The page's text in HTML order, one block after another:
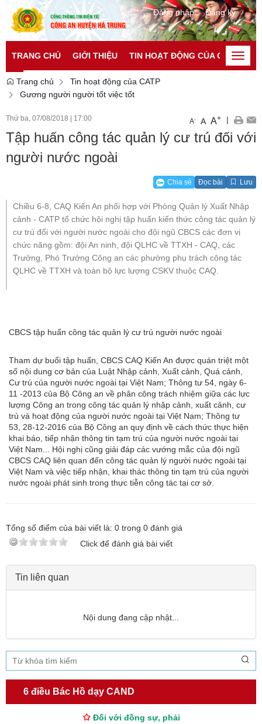
Đăng nhập Đăng ký
TRANG CHỦ GIỚI THIỆU TIN HOẠT ĐỘNG CỦA CATPToggle
Trang chủ
Tin hoạt động của CATP
Gương người người tốt việc tốt
Thứ ba, 07/08/2018 17:00 A- A A+ |
Tập huấn công tác quản lý cư trú đối với
người nước ngoài
Chia sẻ Đọc bài Lưu
Chiều 6-8, CAQ Kiến An phối hợp với Phòng Quản lý Xuất Nhập
cảnh - CATP tổ chức hội nghị tập huấn kiến thức công tác quản lý
cư trú đối với người nước ngoài cho đội ngũ CBCS các đơn vị
chức năng gồm: đội An ninh, đội QLHC về TTXH - CAQ, các
Trưởng, Phó Trưởng Công an các phường phụ trách công tác
QLHC về TTXH và toàn bộ lực lượng CSKV thuộc CAQ.
CBCS tập huấn công tác quản lý cư trú người nước ngoài
Tham dự buổi tập huấn, CBCS CAQ Kiến An được quán triệt một
số nội dung cơ bản của Luật Nhập cảnh, Xuất cảnh, Quá cảnh,
Cư trú của người nước ngoài tại Việt Nam; Thông tư 54, ngày 6-
11 -2013 của Bộ Công an về phân công trách nhiệm giữa các lực
lượng Công an trong công tác quản lý nhập cảnh, xuất cảnh, cư
trú và hoạt động của người nước ngoài tại Việt Nam; Thông tư
53, 28-12-2016 của Bộ Công an quy định về cách thức thực hiện
khai báo, tiếp nhận thông tin tạm trú của người nước ngoài tại
Việt Nam... Hội nghị cũng giải đáp các vướng mắc của đội ngũ
CBCS CAQ liên quan đến công tác quản lý người nước ngoài tại
Việt Nam và việc tiếp nhận, khai thác thông tin tạm trú của người
nước ngoài phát sinh trong thực tiễn công tác tại cơ sở.
Tổng số điểm của bài viết là: 0 trong 0 đánh giá
Click để đánh giá bài viết
Tin liên quan
Nội dung đang cập nhật...
6 điều Bác Hồ dạy CAND
NGƯỜI CÔNG AN CÁCH MỆNH LÀ:
Đối với tự mình, phải
CẦN, KIỆM, LIÊM, CHÍNH
Đối với đồng sự, phải